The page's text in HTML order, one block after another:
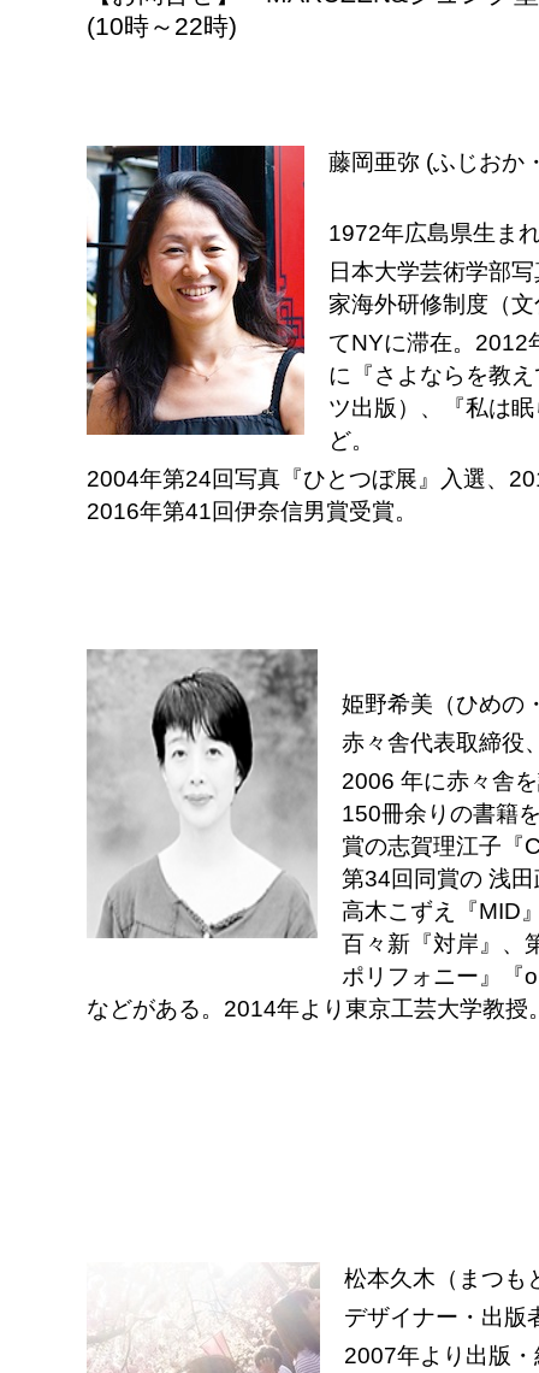
(10時～22時)
藤岡亜弥 (ふじおか
1972年広島県生ま
日本大学芸術学部
家海外研修制度（
てNYに滞在。2012
に『さよならを教
ツ出版）、『私は
ど。
2004年第24回写真『ひとつぼ展』入選、
2016年第41回伊奈信男賞受賞。
姫野希美（ひめの
赤々舎代表取締役
2006 年に赤々舎
150冊余りの書籍
賞の志賀理江子『
第34回同賞の 浅
高木こずえ『MID
百々新『対岸』、
ポリフォニー』『
などがある。2014年より東京工芸大学教授
松本久木（まつも
デザイナー・出版
2007年より出版